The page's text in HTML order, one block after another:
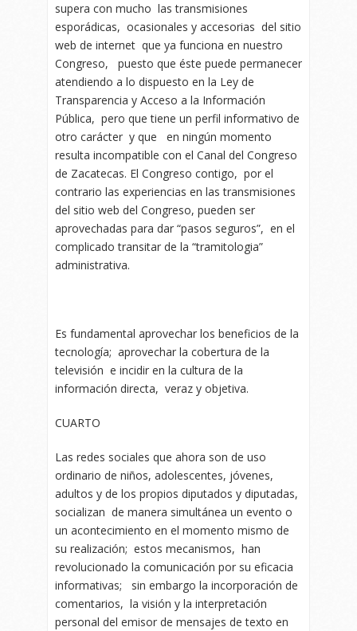
supera con mucho las transmisiones
esporádicas, ocasionales y accesorias del sitio
web de internet que ya funciona en nuestro
Congreso, puesto que éste puede permanecer
atendiendo a lo dispuesto en la Ley de
Transparencia y Acceso a la Información
Pública, pero que tiene un perfil informativo de
otro carácter y que en ningún momento
resulta incompatible con el Canal del Congreso
de Zacatecas. El Congreso contigo, por el
contrario las experiencias en las transmisiones
del sitio web del Congreso, pueden ser
aprovechadas para dar “pasos seguros”, en el
complicado transitar de la “tramitologia”
administrativa.
Es fundamental aprovechar los beneficios de la
tecnología; aprovechar la cobertura de la
televisión e incidir en la cultura de la
información directa, veraz y objetiva.
CUARTO
Las redes sociales que ahora son de uso
ordinario de niños, adolescentes, jóvenes,
adultos y de los propios diputados y diputadas,
socializan de manera simultánea un evento o
un acontecimiento en el momento mismo de
su realización; estos mecanismos, han
revolucionado la comunicación por su eficacia
informativas; sin embargo la incorporación de
comentarios, la visión y la interpretación
personal del emisor de mensajes de texto en